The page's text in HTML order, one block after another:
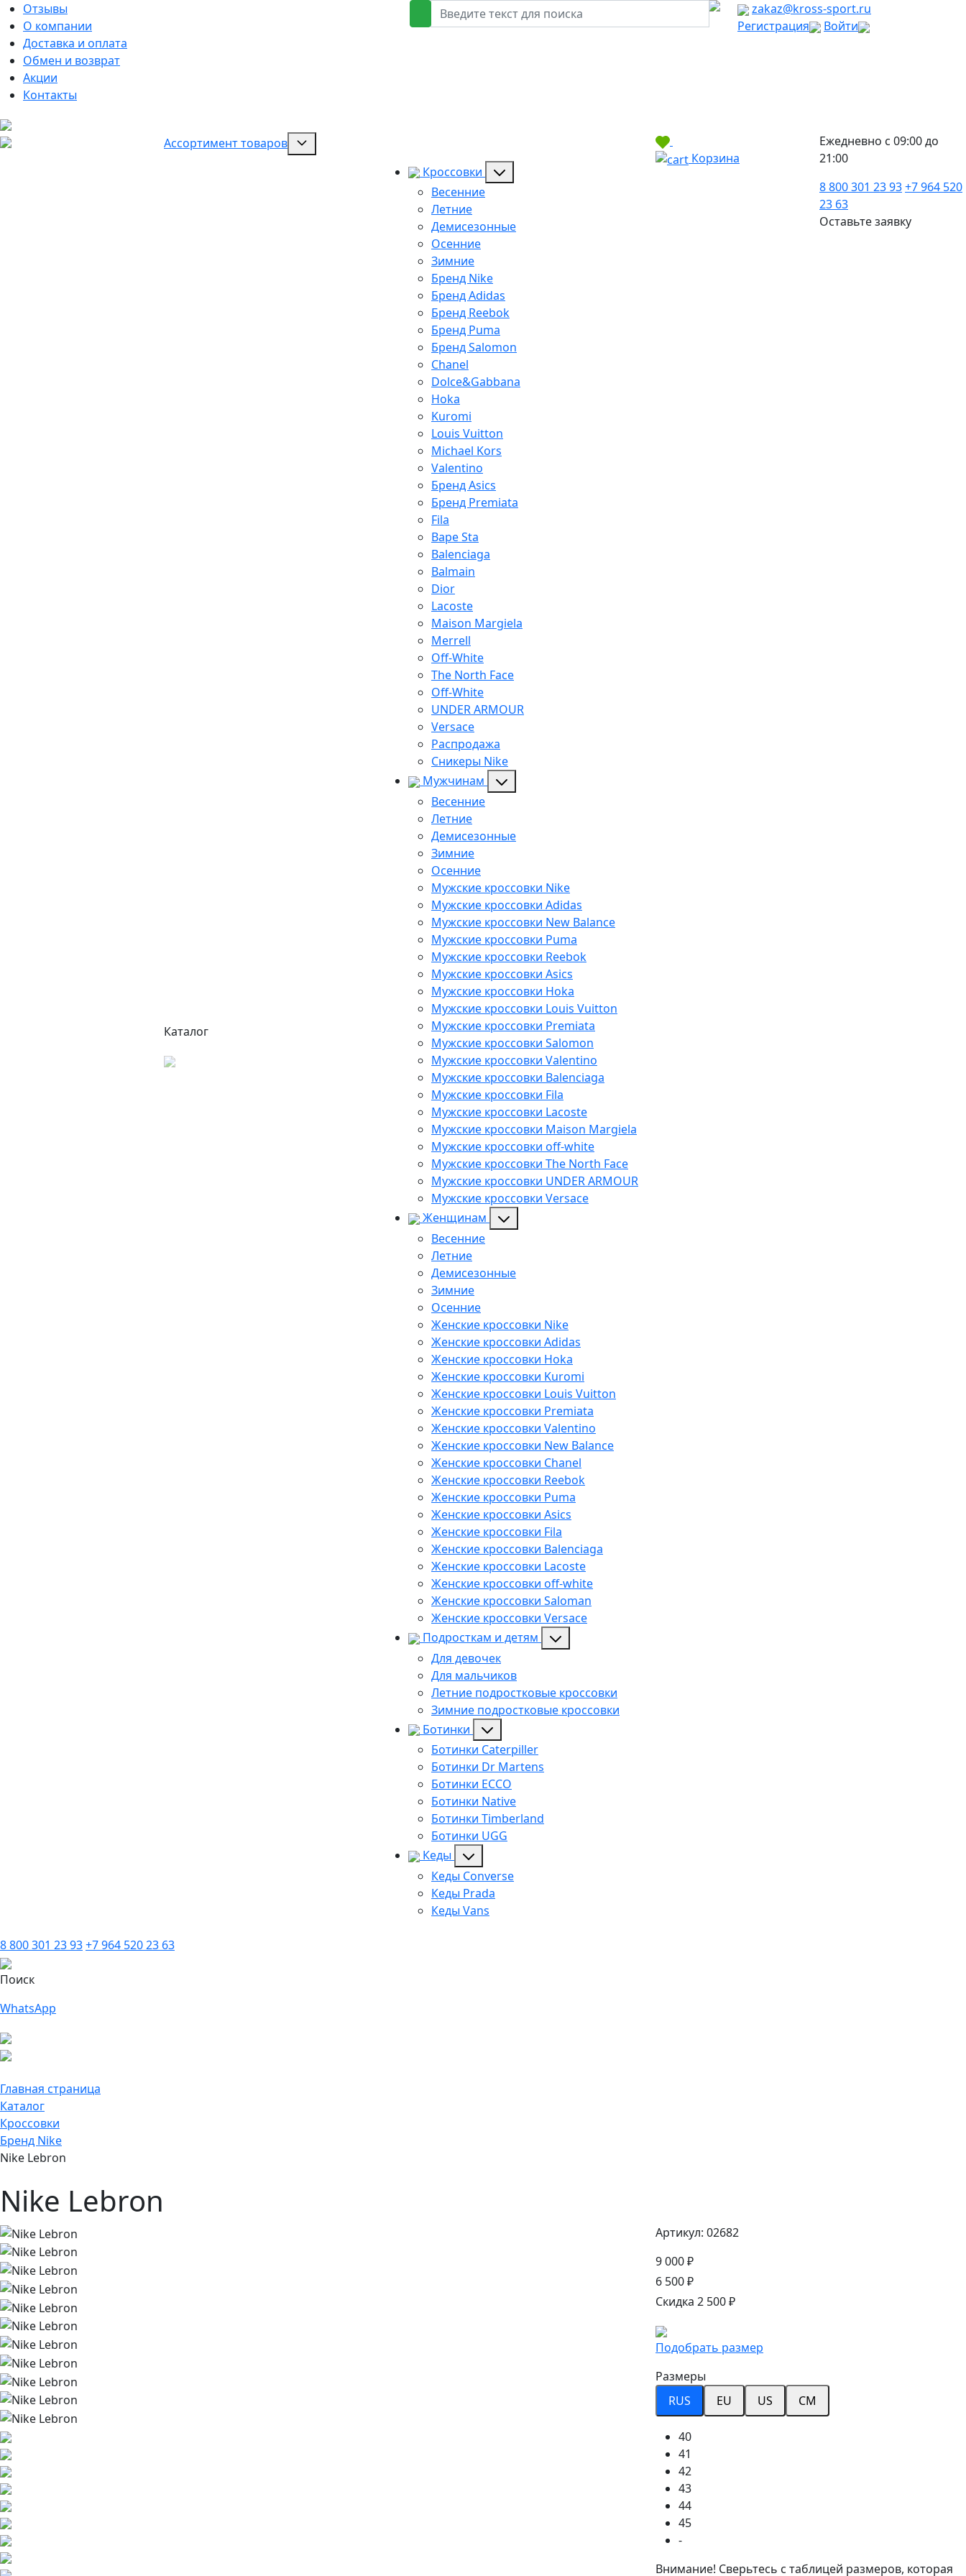
Отзывы
О компании
Доставка и оплата
Обмен и возврат
Акции
Контакты
zakaz@kross-sport.ru
Регистрация
Войти
Ассортимент товаров
Каталог
Кроссовки
Весенние
Летние
Демисезонные
Осенние
Зимние
Бренд Nike
Бренд Adidas
Бренд Reebok
Бренд Puma
Бренд Salomon
Chanel
Dolce&Gabbana
Hoka
Kuromi
Louis Vuitton
Michael Kors
Valentino
Бренд Asics
Бренд Premiata
Fila
Bape Sta
Balenciaga
Balmain
Dior
Lacoste
Maison Margiela
Merrell
Off-White
The North Face
Off-White
UNDER ARMOUR
Versace
Распродажа
Сникеры Nike
Мужчинам
Весенние
Летние
Демисезонные
Зимние
Осенние
Мужские кроссовки Nike
Мужские кроссовки Adidas
Мужские кроссовки New Balance
Мужские кроссовки Puma
Мужские кроссовки Reebok
Мужские кроссовки Asics
Мужские кроссовки Hoka
Мужские кроссовки Louis Vuitton
Мужские кроссовки Premiata
Мужские кроссовки Salomon
Мужские кроссовки Valentino
Мужские кроссовки Balenciaga
Мужские кроссовки Fila
Мужские кроссовки Lacoste
Мужские кроссовки Maison Margiela
Мужские кроссовки off-white
Мужские кроссовки The North Face
Мужские кроссовки UNDER ARMOUR
Мужские кроссовки Versace
Женщинам
Весенние
Летние
Демисезонные
Зимние
Осенние
Женские кроссовки Nike
Женские кроссовки Adidas
Женские кроссовки Hoka
Женские кроссовки Kuromi
Женские кроссовки Louis Vuitton
Женские кроссовки Premiata
Женские кроссовки Valentino
Женские кроссовки New Balance
Женские кроссовки Chanel
Женские кроссовки Reebok
Женские кроссовки Puma
Женские кроссовки Asics
Женские кроссовки Fila
Женские кроссовки Balenciaga
Женские кроссовки Lacoste
Женские кроссовки off-white
Женские кроссовки Saloman
Женские кроссовки Versace
Подросткам и детям
Для девочек
Для мальчиков
Летние подростковые кроссовки
Зимние подростковые кроссовки
Ботинки
Ботинки Caterpiller
Ботинки Dr Martens
Ботинки ECCO
Ботинки Native
Ботинки Timberland
Ботинки UGG
Кеды
Кеды Converse
Кеды Prada
Кеды Vans
Корзина
Ежедневно с 09:00 до
21:00
8 800 301 23 93+7 964 520
23 63
Оставьте заявку
8 800 301 23 93+7 964 520 23 63
Поиск
WhatsApp
Главная страница
Каталог
Кроссовки
Бренд Nike
Nike Lebron
Nike Lebron
Артикул: 02682
9 000 ₽
6 500 ₽
Скидка 2 500 ₽
Подобрать размер
Размеры
RUS
EU US CM
40
41
42
43
44
45
-
Внимание! Сверьтесь с таблицей размеров, которая